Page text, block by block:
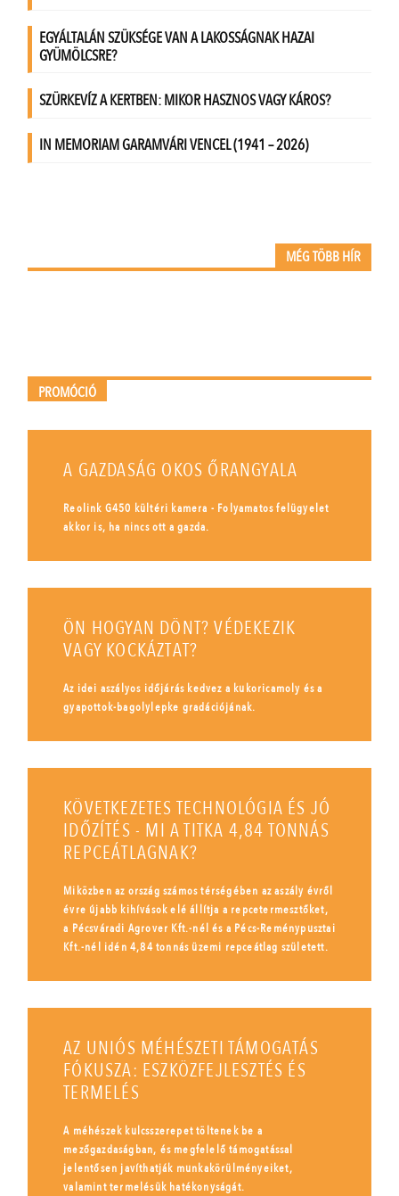
MÉG TÖBB HÍR
PROMÓCIÓ
A GAZDASÁG OKOS ŐRANGYALA
Reolink G450 kültéri kamera - Folyamatos felügyelet
akkor is, ha nincs ott a gazda.
ÖN HOGYAN DÖNT? VÉDEKEZIK
VAGY KOCKÁZTAT?
Az idei aszályos időjárás kedvez a kukoricamoly és a
gyapottok-bagolylepke gradációjának.
KÖVETKEZETES TECHNOLÓGIA ÉS JÓ
IDŐZÍTÉS - MI A TITKA 4,84 TONNÁS
REPCEÁTLAGNAK?
Miközben az ország számos térségében az aszály évről
évre újabb kihívások elé állítja a repcetermesztőket,
a Pécsváradi Agrover Kft.-nél és a Pécs-Reménypusztai
Kft.-nél idén 4,84 tonnás üzemi repceátlag született.
AZ UNIÓS MÉHÉSZETI TÁMOGATÁS
FÓKUSZA: ESZKÖZFEJLESZTÉS ÉS
TERMELÉS
A méhészek kulcsszerepet töltenek be a
mezőgazdaságban, és megfelelő támogatással
jelentősen javíthatják munkakörülményeiket,
valamint termelésük hatékonyságát.